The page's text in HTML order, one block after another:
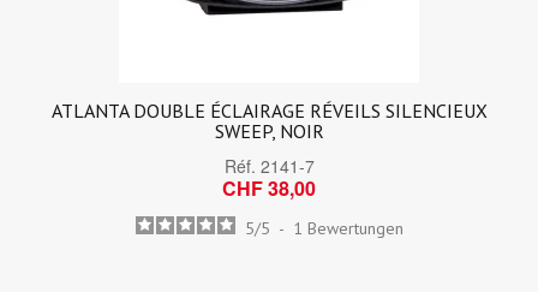
ATLANTA DOUBLE ÉCLAIRAGE RÉVEILS SILENCIEUX
SWEEP, NOIR
Réf. 2141-7
CHF 38,00
5/5 - 1 Bewertungen